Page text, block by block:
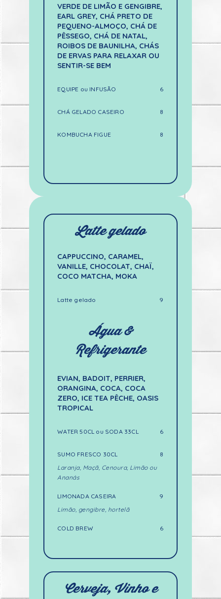
VERDE DE LIMÃO E GENGIBRE,
EARL GREY, CHÁ PRETO DE
PEQUENO-ALMOÇO, CHÁ DE
PÊSSEGO, CHÁ DE NATAL,
ROIBOS DE BAUNILHA, CHÁS
DE ERVAS PARA RELAXAR OU
SENTIR-SE BEM
EQUIPE ou INFUSÃO 6
CHÁ GELADO CASEIRO 8
KOMBUCHA FIGUE 8
Latte gelado
CAPPUCCINO, CARAMEL,
VANILLE, CHOCOLAT, CHAÏ,
COCO MATCHA, MOKA
Latte gelado 9
Água &
Refrigerante
EVIAN, BADOIT, PERRIER,
ORANGINA, COCA, COCA
ZERO, ICE TEA PÊCHE, OASIS
TROPICAL
WATER 50CL ou SODA 33CL 6
SUMO FRESCO 30CL
8
Laranja, Maçã, Cenoura, Limão ou
Ananás
LIMONADA CASEIRA
9
Limão, gengibre, hortelã
COLD BREW 6
Cerveja, Vinho e